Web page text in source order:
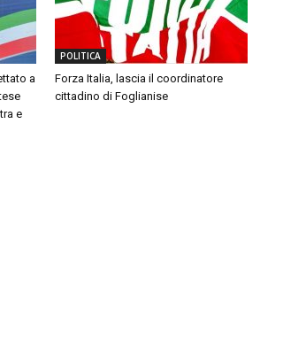
a
e
POLITICA
Forza Italia, lascia il coordinatore
cittadino di Foglianise